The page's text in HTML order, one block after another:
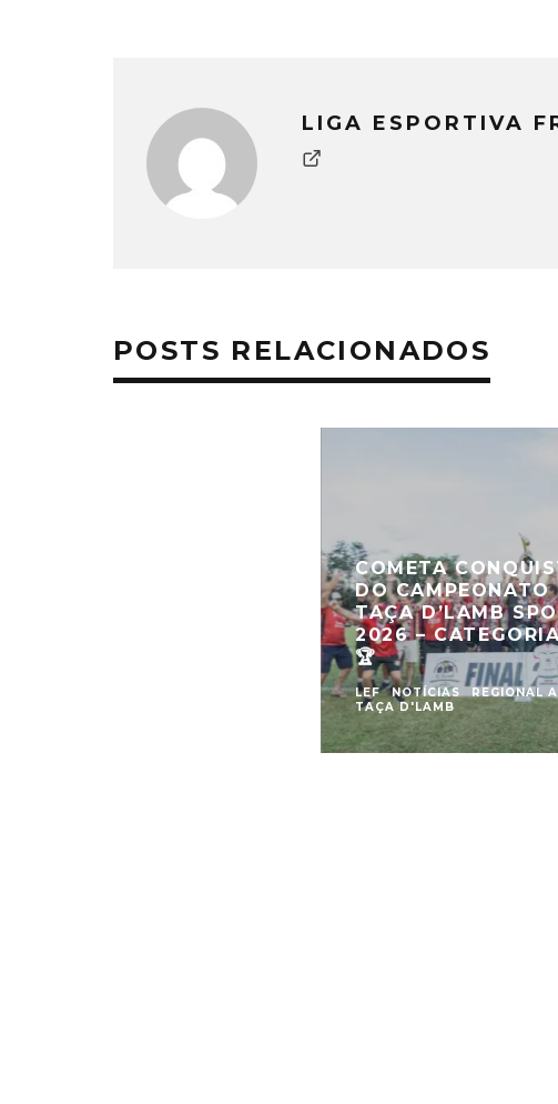
LIGA ESPORTIVA
POSTS RELACIONADOS
COMETA
DO CAMPEONATO
TAÇA D’LAMB
2026 –
🏆
LEF NOTÍCIAS
REGIONAL
TAÇA D'LAMB